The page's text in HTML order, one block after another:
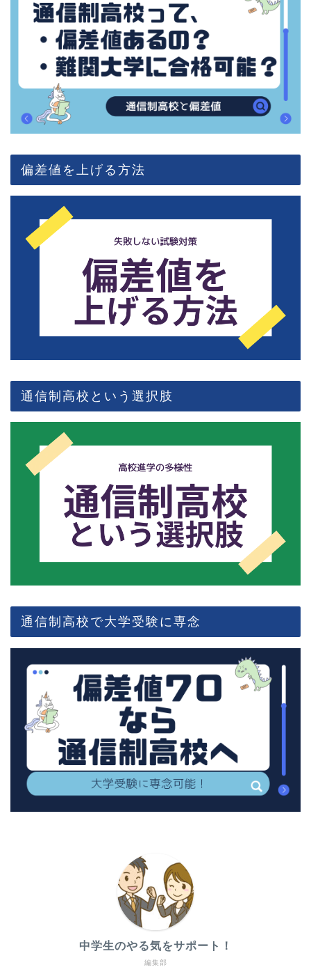
偏差値を上げる方法
通信制高校という選択肢
通信制高校で大学受験に専念
編集部
中学生のやる気をサポート！